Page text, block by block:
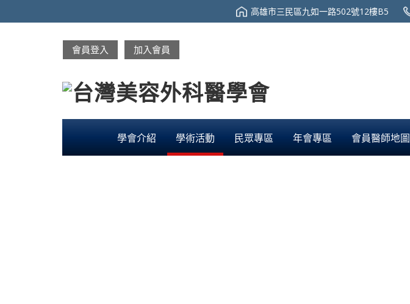
高雄市三民區九如一路502號12樓B5
會員登入 加入會員
學會介紹 學術活動 民眾專區 年會專區 會員醫師地圖